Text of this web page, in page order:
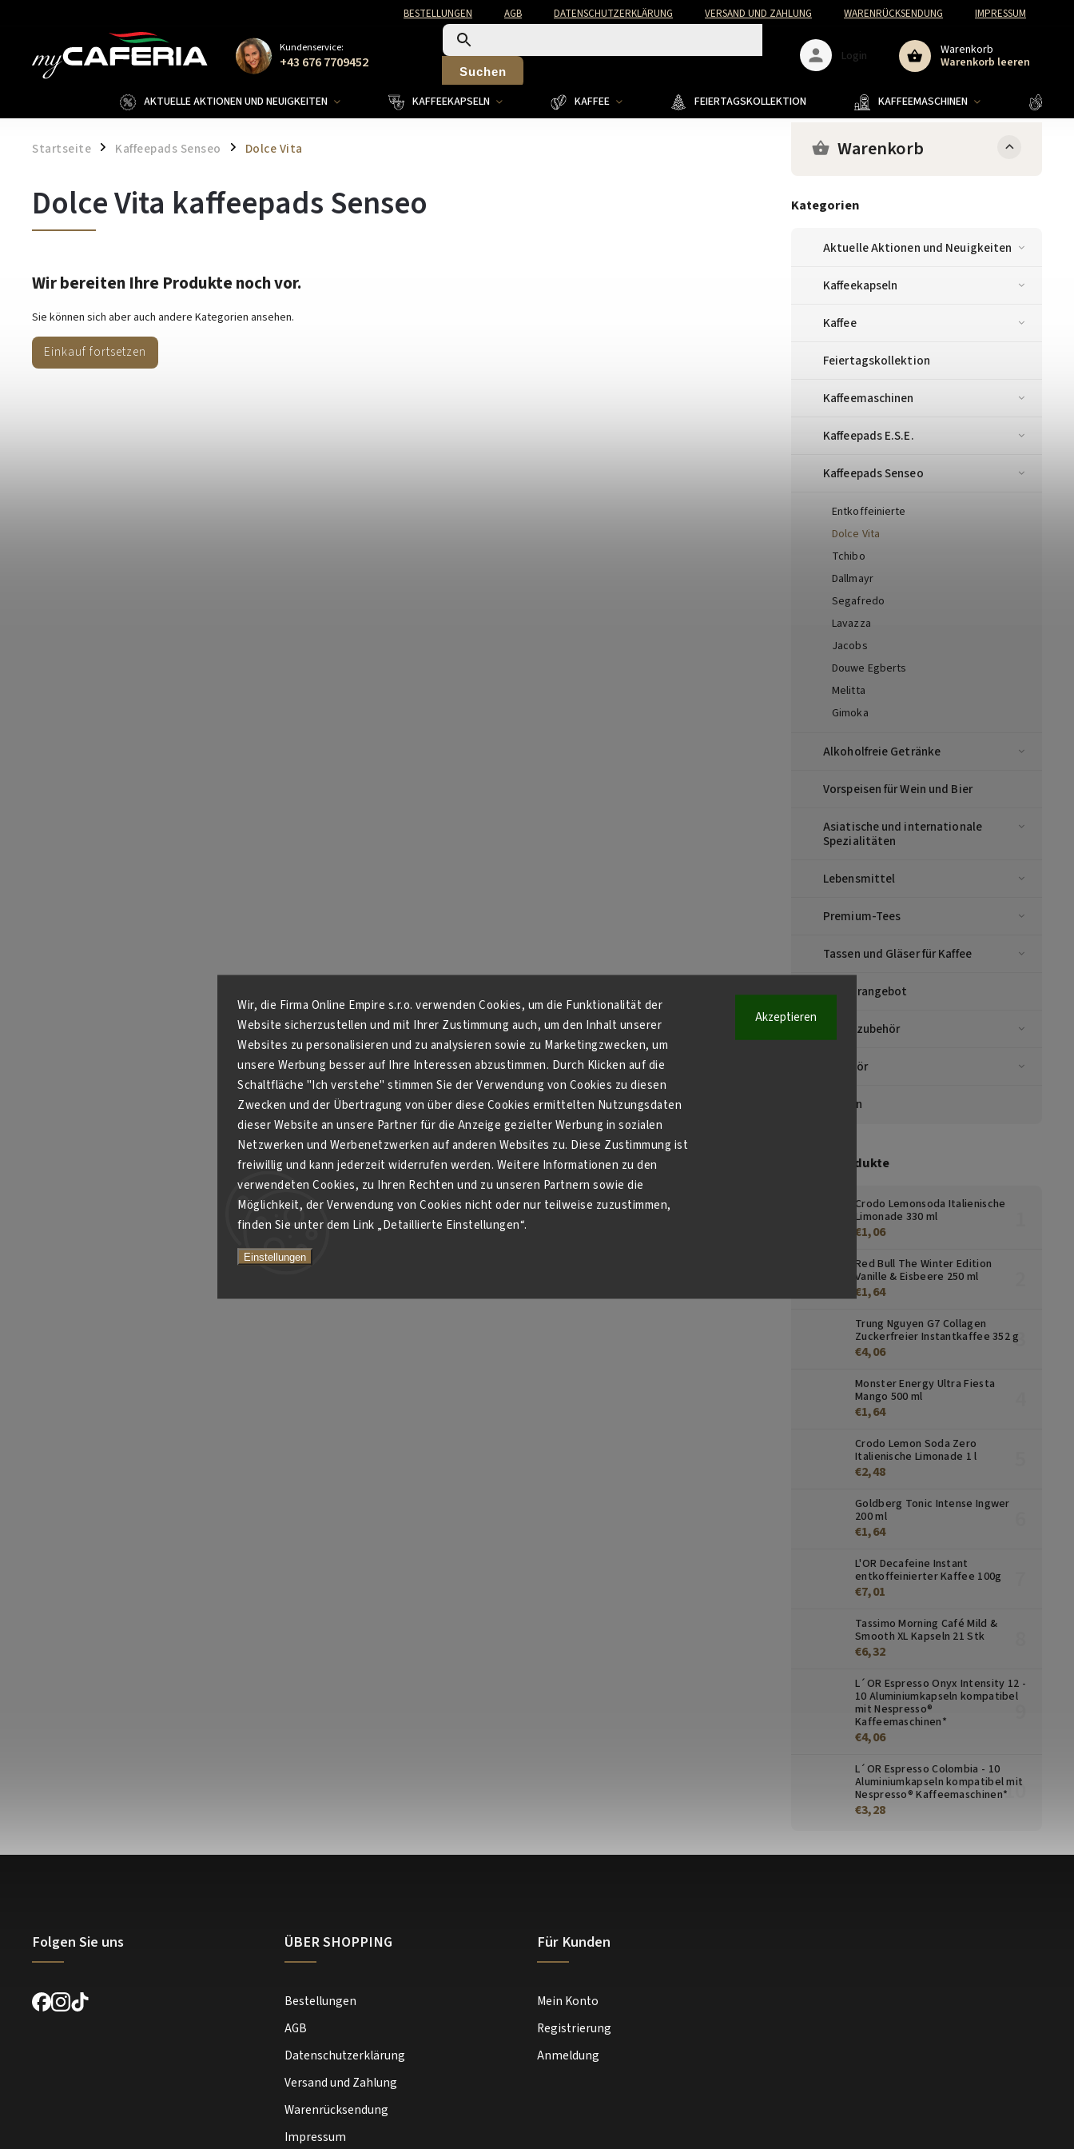
Wir, die Firma Online Empire s.r.o. verwenden Cookies, um die Funktionalität der
Website sicherzustellen und mit Ihrer Zustimmung auch, um den Inhalt unserer
Websites zu personalisieren und zu analysieren sowie zu Marketingzwecken, um
unsere Werbung besser auf Ihre Interessen abzustimmen. Durch Klicken auf die
Schaltfläche "Ich verstehe" stimmen Sie der Verwendung von Cookies zu diesen
Zwecken und der Übertragung von über diese Cookies ermittelten Nutzungsdaten
dieser Website an unsere Partner für die Anzeige gezielter Werbung in sozialen
Netzwerken und Werbenetzwerken auf anderen Websites zu. Diese Zustimmung ist
freiwillig und kann jederzeit widerrufen werden. Weitere Informationen zu den
verwendeten Cookies, zu Ihren Rechten und zu unseren Partnern sowie die
Möglichkeit, der Verwendung von Cookies nicht oder nur teilweise zuzustimmen,
finden Sie unter dem Link „Detaillierte Einstellungen“.
Einstellungen
Akzeptieren
BESTELLUNGEN AGB DATENSCHUTZERKLÄRUNG VERSAND UND ZAHLUNG WARENRÜCKSENDUNG IMPRESSUM
Kundenservice:
+43 676 7709452 Suchen
Warenkorb
Warenkorb leeren
Login
AKTUELLE AKTIONEN UND NEUIGKEITEN KAFFEEKAPSELN KAFFEE FEIERTAGSKOLLEKTION KAFFEEMASCHINEN
Startseite / Kaffeepads Senseo / Dolce Vita Warenkorb
Kategorien
Aktuelle Aktionen und Neuigkeiten
Kaffeekapseln
Kaffee
Feiertagskollektion
Kaffeemaschinen
Kaffeepads E.S.E.
Kaffeepads Senseo
Entkoffeinierte
Dolce Vita
Tchibo
Dallmayr
Segafredo
Lavazza
Jacobs
Douwe Egberts
Melitta
Gimoka
Alkoholfreie Getränke
Vorspeisen für Wein und Bier
Asiatische und internationale
Spezialitäten
Lebensmittel
Premium-Tees
Tassen und Gläser für Kaffee
Sonderangebot
Kaffeezubehör
Zubehör
Marken
Top 10 Produkte
Crodo Lemonsoda Italienische
Limonade 330 ml
€1,06
Red Bull The Winter Edition
Vanille & Eisbeere 250 ml
€1,64
Trung Nguyen G7 Collagen
Zuckerfreier Instantkaffee 352 g
€4,06
Monster Energy Ultra Fiesta
Mango 500 ml
€1,64
Crodo Lemon Soda Zero
Italienische Limonade 1 l
€2,48
Goldberg Tonic Intense Ingwer
200 ml
€1,64
L'OR Decafeine Instant
entkoffeinierter Kaffee 100g
€7,01
Tassimo Morning Café Mild &
Smooth XL Kapseln 21 Stk
€6,32
L´OR Espresso Onyx Intensity 12 -
10 Aluminiumkapseln kompatibel
mit Nespresso®
Kaffeemaschinen*
€4,06
L´OR Espresso Colombia - 10
Aluminiumkapseln kompatibel mit
Nespresso® Kaffeemaschinen*
€3,28
Dolce Vita kaffeepads Senseo
Wir bereiten Ihre Produkte noch vor.
Sie können sich aber auch andere Kategorien ansehen.
Einkauf fortsetzen
Folgen Sie uns ÜBER SHOPPING
Bestellungen
AGB
Datenschutzerklärung
Versand und Zahlung
Warenrücksendung
Impressum
Für Kunden
Mein Konto
Registrierung
Anmeldung